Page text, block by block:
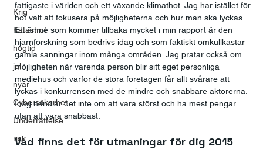
Krig
Katastrof
högtid
jul
nyår
Cybersäkerhet
Underrättelse
risk
fattigaste i världen och ett växande klimathot. Jag har istället för
hot valt att fokusera på möjligheterna och hur man ska lyckas.
Ett ämne som kommer tillbaka mycket i min rapport är den
hjärnforskning som bedrivs idag och som faktiskt omkullkastar
gamla sanningar inom många områden. Jag pratar också om
möjligheten när varenda person blir sitt eget personliga
mediehus och varför de stora företagen får allt svårare att
lyckas i konkurrensen med de mindre och snabbare aktörerna.
Idag handlar det inte om att vara störst och ha mest pengar
utan att vara snabbast.
Vad finns det för utmaningar för dig 2015